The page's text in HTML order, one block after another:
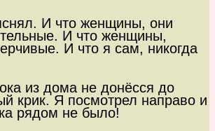
И что женщины, они
И что женщины,
И что я сам, никогда
из дома не донёсся до
крик. Я посмотрел направо и
рядом не было!